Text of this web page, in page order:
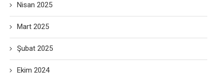
Nisan 2025
Mart 2025
Şubat 2025
Ekim 2024